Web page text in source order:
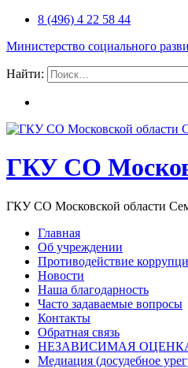
8 (496) 4 22 58 44
Министерство социального
Найти:
ГКУ СО
ГКУ СО Московской области
Главная
Об учреждении
Противодействие
Новости
Наша благодарность
Часто задаваемые вопросы
Контакты
Обратная связь
НЕЗАВИСИМАЯ
Медиация (досудебное